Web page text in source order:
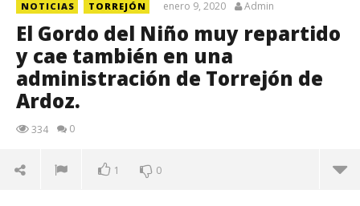
NOTICIAS TORREJÓN enero 9, 2020 Admin
El Gordo del Niño muy repartido
y cae también en una
administración de Torrejón de
Ardoz.
334 0
1 0